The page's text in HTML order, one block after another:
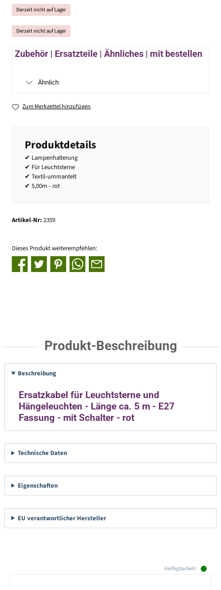
Derzeit nicht auf Lager
Derzeit nicht auf Lager
Zubehör | Ersatzteile | Ähnliches | mit bestellen
Ähnlich
Zum Merkzettel hinzufügen
Produktdetails
✔ Lampenhalterung
✔ Für Leuchtsterne
✔ Textil-ummantelt
✔ 5,00m - rot
Artikel-Nr: 2359
Dieses Produkt weiterempfehlen:
Produkt-Beschreibung
Beschreibung
Ersatzkabel für Leuchtsterne und
Hängeleuchten - Länge ca. 5 m - E27
Fassung - mit Schalter - rot
Technische Daten
Eigenschaften
EU verantwortlicher Hersteller
Verfügbarkeit: